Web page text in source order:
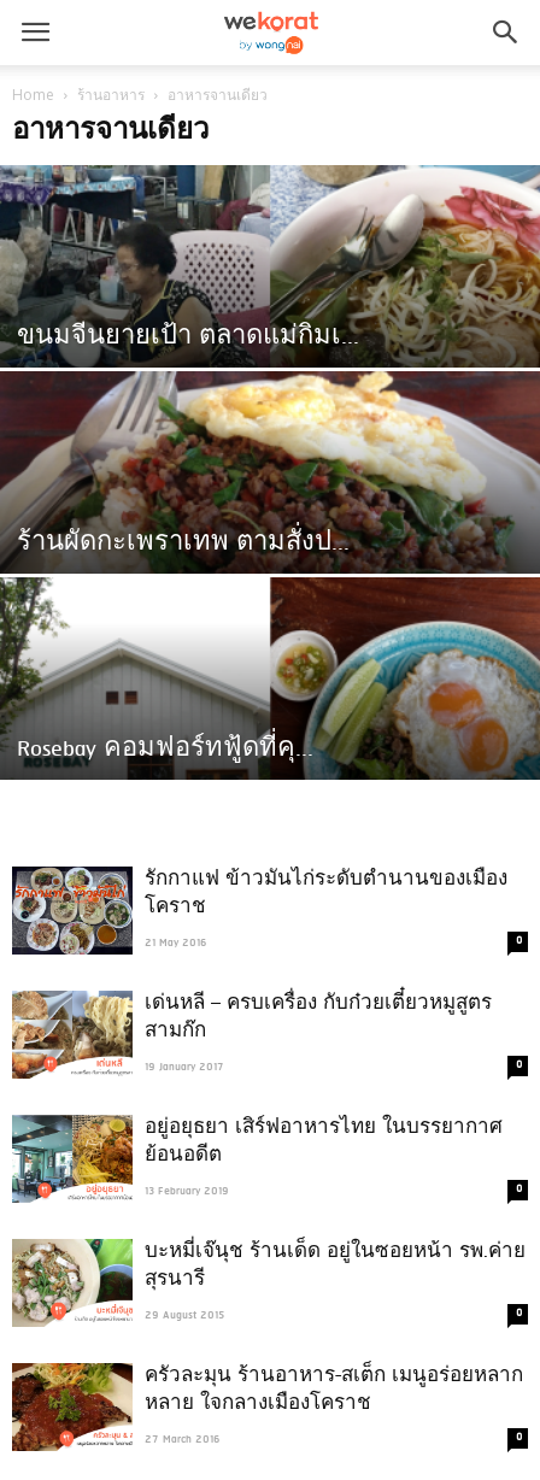
Home ร้านอาหาร อาหารจานเดียว
อาหารจานเดียว
ขนมจีนยายเป้า ตลาดแม่กิมเ...
ร้านผัดกะเพราเทพ ตามสั่งป...
Rosebay คอมฟอร์ทฟู้ดที่คุ...
รักกาแฟ ข้าวมันไก่ระดับตำนานของเมือง
โคราช
21 May 2016 0
เด่นหลี – ครบเครื่อง กับก๋วยเตี๋ยวหมูสูตร
สามก๊ก
19 January 2017 0
อยู่อยุธยา เสิร์ฟอาหารไทย ในบรรยากาศ
ย้อนอดีต
13 February 2019 0
บะหมี่เจ๊นุช ร้านเด็ด อยู่ในซอยหน้า รพ.ค่าย
สุรนารี
29 August 2015 0
ครัวละมุน ร้านอาหาร-สเต็ก เมนูอร่อยหลาก
หลาย ใจกลางเมืองโคราช
27 March 2016 0